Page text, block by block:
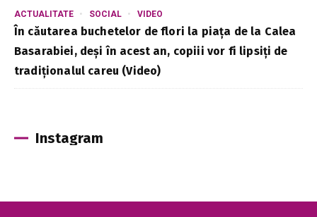
ACTUALITATE SOCIAL VIDEO
În căutarea buchetelor de flori la piața de la Calea
Basarabiei, deși în acest an, copiii vor fi lipsiți de
tradiționalul careu (Video)
Instagram